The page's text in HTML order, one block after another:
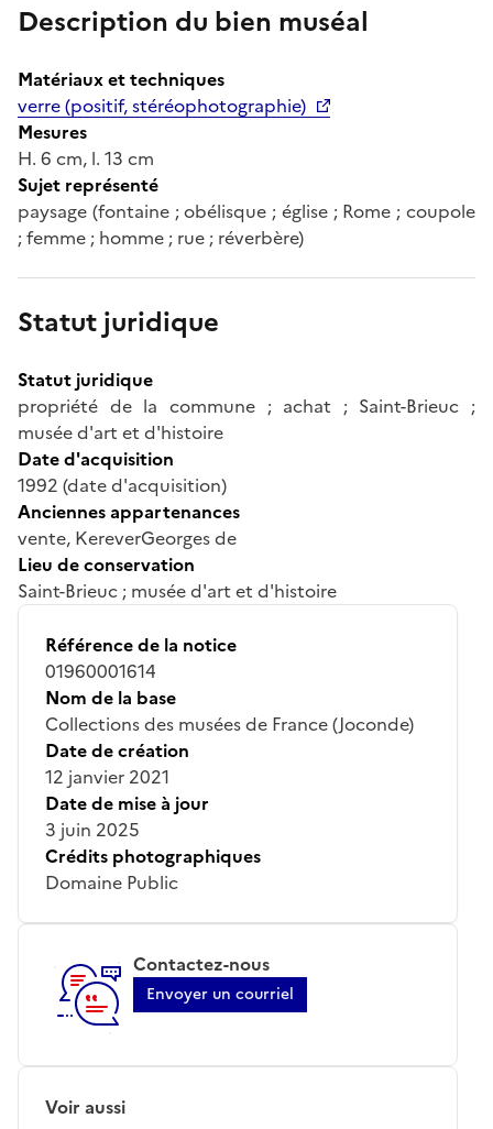
Description du bien muséal
Matériaux et techniques
verre (positif, stéréophotographie)
Mesures
H. 6 cm, l. 13 cm
Sujet représenté
paysage (fontaine ; obélisque ; église ; Rome ; coupole
; femme ; homme ; rue ; réverbère)
Statut juridique
Statut juridique
propriété de la commune ; achat ; Saint-Brieuc ;
musée d'art et d'histoire
Date d'acquisition
1992 (date d'acquisition)
Anciennes appartenances
vente, KereverGeorges de
Lieu de conservation
Saint-Brieuc ; musée d'art et d'histoire
Référence de la notice
01960001614
Nom de la base
Collections des musées de France (Joconde)
Date de création
12 janvier 2021
Date de mise à jour
3 juin 2025
Crédits photographiques
Domaine Public
Contactez-nous
Envoyer un courriel
Voir aussi